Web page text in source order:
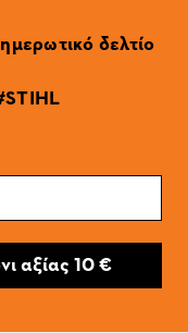
δελτίο
αξίας 10 €